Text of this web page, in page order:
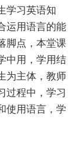
学习英语知
运用语言的能
脚点，本堂课
中用，学用结
为主体，教师
过程中，学习
使用语言，学